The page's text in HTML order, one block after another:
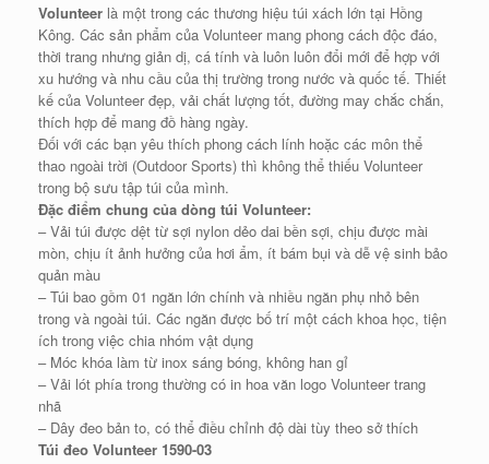
Volunteer là một trong các thương hiệu túi xách lớn tại Hồng
Kông. Các sản phẩm của Volunteer mang phong cách độc đáo,
thời trang nhưng giản dị, cá tính và luôn luôn đổi mới để hợp với
xu hướng và nhu cầu của thị trường trong nước và quốc tế. Thiết
kế của Volunteer đẹp, vải chất lượng tốt, đường may chắc chắn,
thích hợp để mang đồ hàng ngày.
Đối với các bạn yêu thích phong cách lính hoặc các môn thể
thao ngoài trời (Outdoor Sports) thì không thể thiếu Volunteer
trong bộ sưu tập túi của mình.
Đặc điểm chung của dòng túi Volunteer:
– Vải túi được dệt từ sợi nylon dẻo dai bền sợi, chịu được mài
mòn, chịu ít ảnh hưởng của hơi ẩm, ít bám bụi và dễ vệ sinh bảo
quản màu
– Túi bao gồm 01 ngăn lớn chính và nhiều ngăn phụ nhỏ bên
trong và ngoài túi. Các ngăn được bố trí một cách khoa học, tiện
ích trong việc chia nhóm vật dụng
– Móc khóa làm từ inox sáng bóng, không han gỉ
– Vải lót phía trong thường có in hoa văn logo Volunteer trang
nhã
– Dây đeo bản to, có thể điều chỉnh độ dài tùy theo sở thích
Túi đeo Volunteer 1590-03